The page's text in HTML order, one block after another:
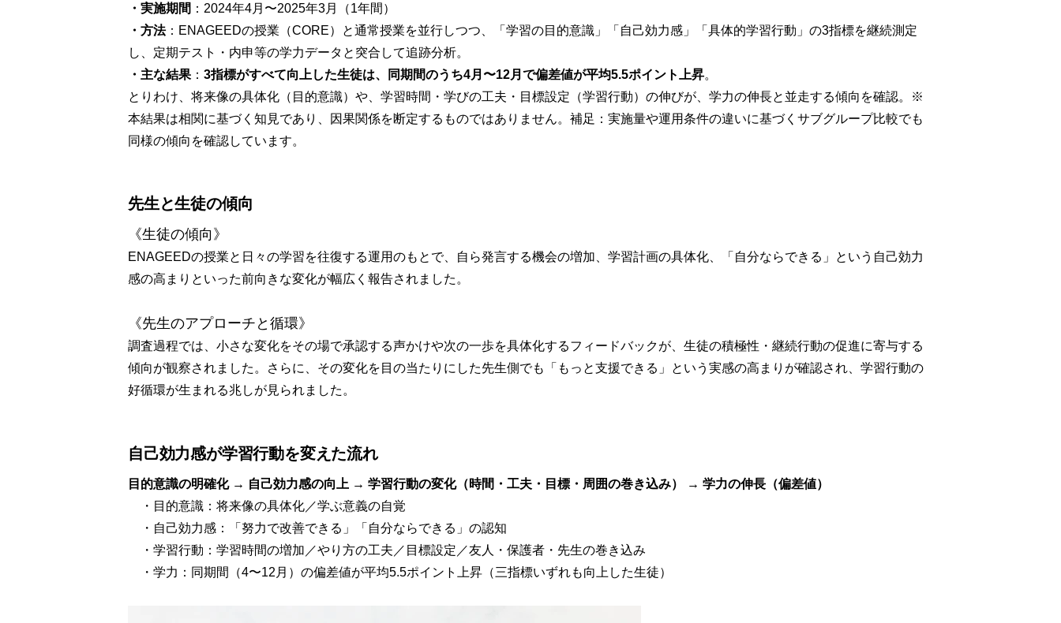
・実施期間 ：2024年4月〜2025年3月（1年間）
・方法：ENAGEEDの授業（CORE）と通常授業を並行しつつ、「学習の目的意識」「自己効力感」「具体的学習行動」の3指標を継続測定
し、定期テスト・内申等の学力データと突合して追跡分析。
・主な結果 ： 3指標がすべて向上した生徒は、同期間のうち4月〜12月で偏差値が平均5.5ポイント上昇。
とりわけ、将来像の具体化（目的意識）や、学習時間・学びの工夫・目標設定（学習行動）の伸びが、学力の伸長と並走する傾向を確認。※
本結果は相関に基づく知見であり、因果関係を断定するものではありません。補足：実施量や運用条件の違いに基づくサブグループ比較でも
同様の傾向を確認しています。
先生と生徒の傾向
《生徒の傾向》
ENAGEEDの授業と日々の学習を往復する運用のもとで、自ら発言する機会の増加、学習計画の具体化、「自分ならできる」という自己効力
感の高まりといった前向きな変化が幅広く報告されました。
《先生のアプローチと循環》
調査過程では、小さな変化をその場で承認する声かけや次の一歩を具体化するフィードバックが、生徒の積極性・継続行動の促進に寄与する
傾向が観察されました。さらに、その変化を目の当たりにした先生側でも「もっと支援できる」という実感の高まりが確認され、学習行動の
好循環が生まれる兆しが見られました。
自己効力感が学習行動を変えた流れ
目的意識の明確化 → 自己効力感の向上 → 学習行動の変化（時間・工夫・目標・周囲の巻き込み） → 学力の伸長（偏差値）
・目的意識：将来像の具体化／学ぶ意義の自覚
・自己効力感：「努力で改善できる」「自分ならできる」の認知
・学習行動：学習時間の増加／やり方の工夫／目標設定／友人・保護者・先生の巻き込み
・学力：同期間（4〜12月）の偏差値が平均5.5ポイント上昇（三指標いずれも向上した生徒）